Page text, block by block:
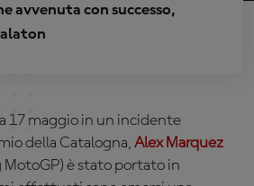
avvenuta con successo,
17 maggio in un incidente
della Catalogna, Alex Marquez
MotoGP) è stato portato in